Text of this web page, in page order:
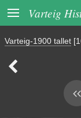
 Varteig
Varteig-1900 tallet
